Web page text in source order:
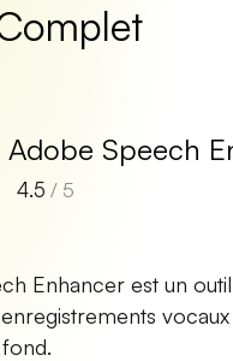
Adobe Speech
4.5 / 5
Enhancer est un